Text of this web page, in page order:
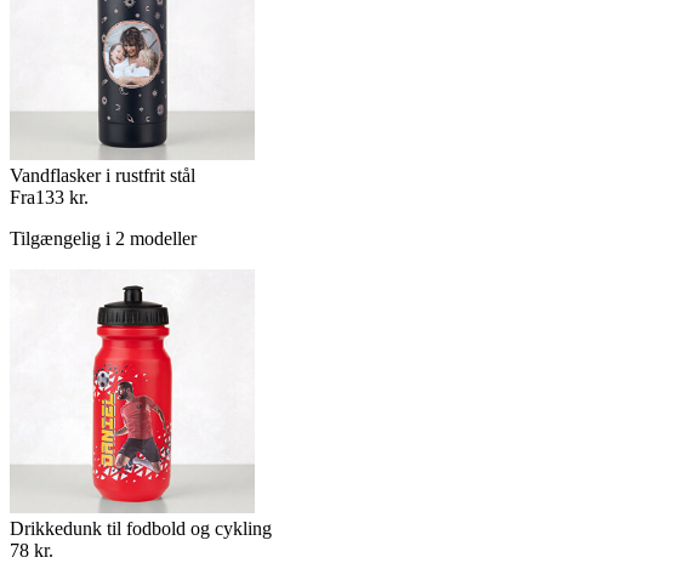
Vandflasker i rustfrit stål
Fra133 kr.
Tilgængelig i 2 modeller
Drikkedunk til fodbold og cykling
78 kr.